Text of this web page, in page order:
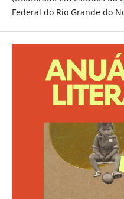
Federal do Rio Grande do